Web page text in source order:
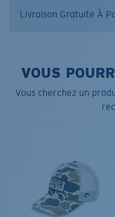
lightweight technical
seamlessly pair with
Couleur:Bleu arctique
Livraison Gratuite À
VOUS
Vous cherchez un